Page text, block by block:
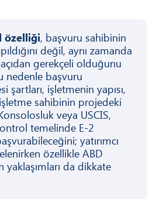
özelliği, başvuru sahibinin
değil, aynı zamanda
gerekçeli olduğunu
nedenle başvuru
şartları, işletmenin yapısı,
sahibinin projedeki
veya USCIS,
temelinde E-2
yatırımcı
özellikle ABD
yaklaşımları da dikkate